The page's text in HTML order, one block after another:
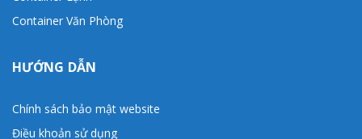
Container Văn Phòng
HƯỚNG DẪN
Chính sách bảo mật website
Điều khoản sử dụng